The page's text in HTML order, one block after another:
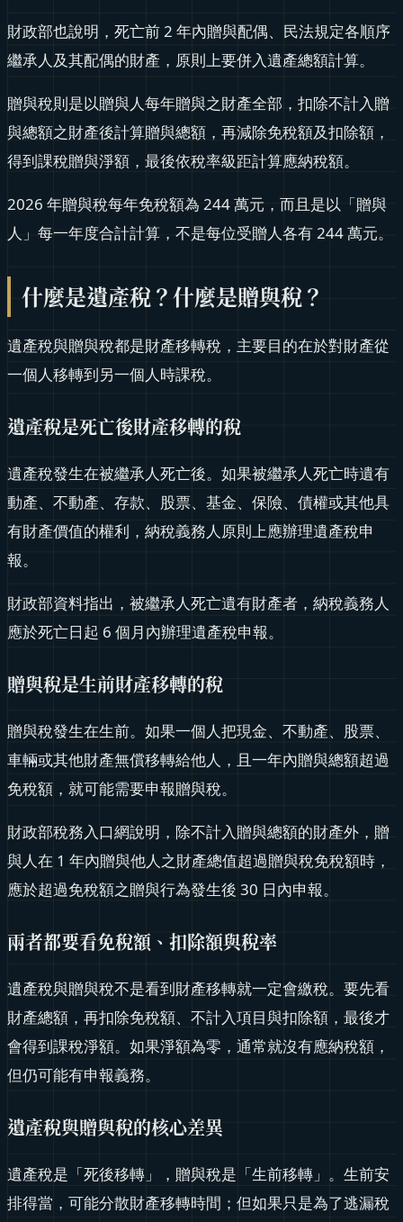
財政部也說明，死亡前 2 年內贈與配偶、民法規定各順序
繼承人及其配偶的財產，原則上要併入遺產總額計算。
贈與稅則是以贈與人每年贈與之財產全部，扣除不計入贈
與總額之財產後計算贈與總額，再減除免稅額及扣除額，
得到課稅贈與淨額，最後依稅率級距計算應納稅額。
2026 年贈與稅每年免稅額為 244 萬元，而且是以「贈與
人」每一年度合計計算，不是每位受贈人各有 244 萬元。
什麼是遺產稅？什麼是贈與稅？
遺產稅與贈與稅都是財產移轉稅，主要目的在於對財產從
一個人移轉到另一個人時課稅。
遺產稅是死亡後財產移轉的稅
遺產稅發生在被繼承人死亡後。如果被繼承人死亡時遺有
動產、不動產、存款、股票、基金、保險、債權或其他具
有財產價值的權利，納稅義務人原則上應辦理遺產稅申
報。
財政部資料指出，被繼承人死亡遺有財產者，納稅義務人
應於死亡日起 6 個月內辦理遺產稅申報。
贈與稅是生前財產移轉的稅
贈與稅發生在生前。如果一個人把現金、不動產、股票、
車輛或其他財產無償移轉給他人，且一年內贈與總額超過
免稅額，就可能需要申報贈與稅。
財政部稅務入口網說明，除不計入贈與總額的財產外，贈
與人在 1 年內贈與他人之財產總值超過贈與稅免稅額時，
應於超過免稅額之贈與行為發生後 30 日內申報。
兩者都要看免稅額、扣除額與稅率
遺產稅與贈與稅不是看到財產移轉就一定會繳稅。要先看
財產總額，再扣除免稅額、不計入項目與扣除額，最後才
會得到課稅淨額。如果淨額為零，通常就沒有應納稅額，
但仍可能有申報義務。
遺產稅與贈與稅的核心差異
遺產稅是「死後移轉」，贈與稅是「生前移轉」。生前安
排得當，可能分散財產移轉時間；但如果只是為了逃漏稅